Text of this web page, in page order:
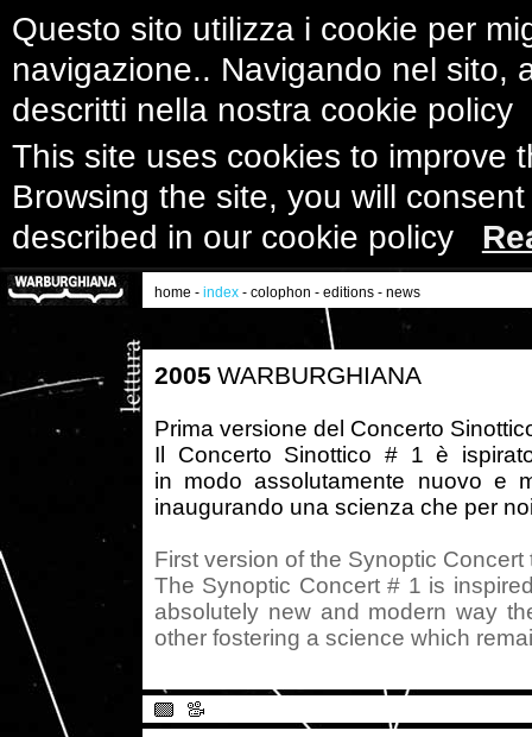
Questo sito utilizza i cookie per
navigazione.. Navigando nel sito,
descritti nella nostra cookie
This site uses cookies to improve
Browsing the site, you will
described in our cookie policy
home - index - colophon - editions - news
2005 WARBURGHIANA
Prima versione del Concerto
Il Concerto Sinottico # 1 è
in modo assolutamente nuovo e
inaugurando una scienza che per
First version of the Synoptic
The Synoptic Concert # 1 is
absolutely new and modern way
other fostering a science which